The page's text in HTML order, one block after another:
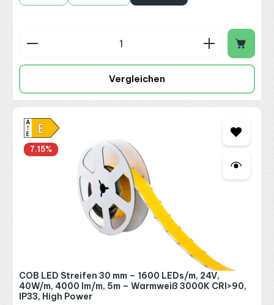
Produkt Anzahl: Gib den gewünschten Wert
Vergleichen
7.15%
COB LED Streifen 30 mm – 1600 LEDs/m, 24V,
40W/m, 4000 lm/m, 5m – Warmweiß 3000K CRI>90,
IP33, High Power